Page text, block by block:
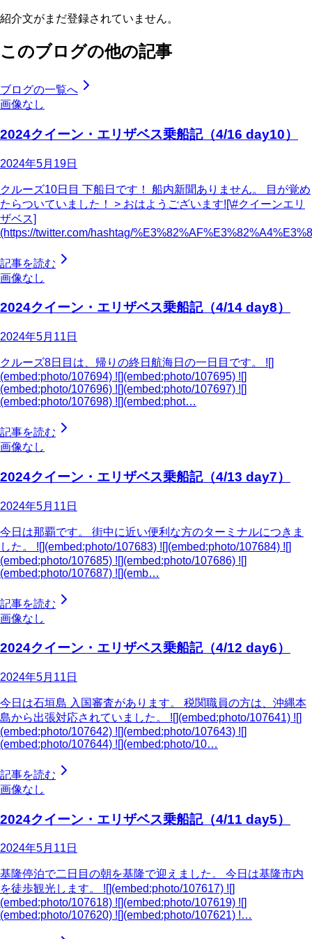
紹介文がまだ登録されていません。
このブログの他の記事
ブログの一覧へ
画像なし
2024クイーン・エリザベス乗船記（4/16 day10）
2024年5月19日
クルーズ10日目 下船日です！ 船内新聞ありません。 目が覚め
たらついていました！ > おはようございます![\#クイーンエリ
ザベス]
(https://twitter.com/hashtag/
記事を読む
画像なし
2024クイーン・エリザベス乗船記（4/14 day8）
2024年5月11日
クルーズ8日目は、帰りの終日航海日の一日目です。 ![]
(embed:photo/107694) ![](embed:photo/107695) ![]
(embed:photo/107696) ![](embed:photo/107697) ![]
(embed:photo/107698) ![](embed:phot…
記事を読む
画像なし
2024クイーン・エリザベス乗船記（4/13 day7）
2024年5月11日
今日は那覇です。 街中に近い便利な方のターミナルにつきま
した。 ![](embed:photo/107683) ![](embed:photo/107684) ![]
(embed:photo/107685) ![](embed:photo/107686) ![]
(embed:photo/107687) ![](emb…
記事を読む
画像なし
2024クイーン・エリザベス乗船記（4/12 day6）
2024年5月11日
今日は石垣島 入国審査があります。 税関職員の方は、沖縄本
島から出張対応されていました。 ![](embed:photo/107641) ![]
(embed:photo/107642) ![](embed:photo/107643) ![]
(embed:photo/107644) ![](embed:photo/10…
記事を読む
画像なし
2024クイーン・エリザベス乗船記（4/11 day5）
2024年5月11日
基隆停泊で二日目の朝を基隆で迎えました。 今日は基隆市内
を徒歩観光します。 ![](embed:photo/107617) ![]
(embed:photo/107618) ![](embed:photo/107619) ![]
(embed:photo/107620) ![](embed:photo/107621) !…